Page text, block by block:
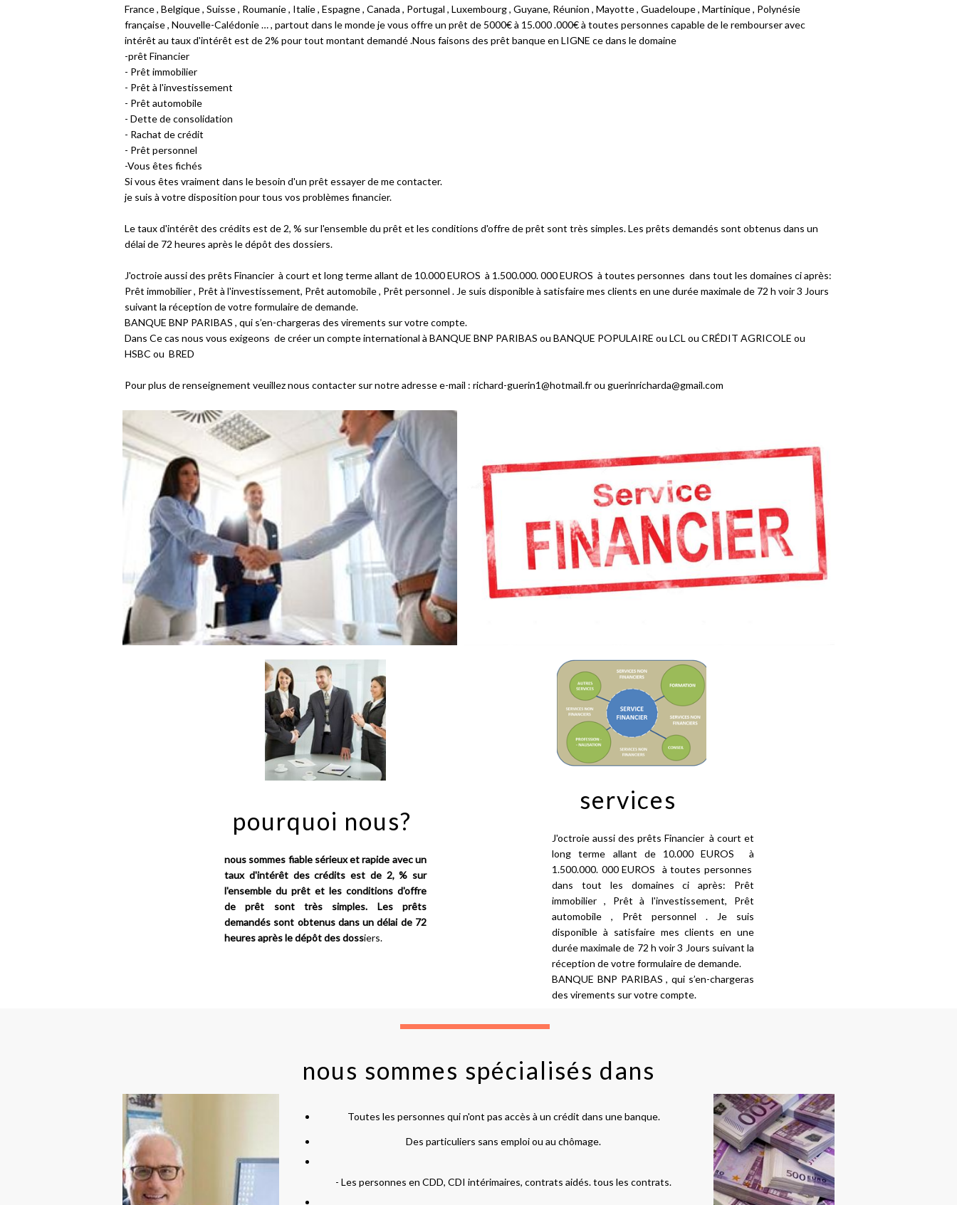
France , Belgique , Suisse , Roumanie , Italie , Espagne , Canada , Portugal , Luxembourg , Guyane, Réunion , Mayotte , Guadeloupe , Martinique , Polynésie
française , Nouvelle-Calédonie … , partout dans le monde je vous offre un prêt de 5000€ à 15.000 .000€ à toutes personnes capable de le rembourser avec
intérêt au taux d'intérêt est de 2% pour tout montant demandé .Nous faisons des prêt banque en LIGNE ce dans le domaine
-prêt Financier
- Prêt immobilier
- Prêt à l'investissement
- Prêt automobile
- Dette de consolidation
- Rachat de crédit
- Prêt personnel
-Vous êtes fichés
Si vous êtes vraiment dans le besoin d'un prêt essayer de me contacter.
je suis à votre disposition pour tous vos problèmes financier.
Le taux d'intérêt des crédits est de 2, % sur l'ensemble du prêt et les conditions d'offre de prêt sont très simples. Les prêts demandés sont obtenus dans un
délai de 72 heures après le dépôt des dossiers.
J'octroie aussi des prêts Financier à court et long terme allant de 10.000 EUROS à 1.500.000. 000 EUROS à toutes personnes dans tout les domaines ci après:
Prêt immobilier , Prêt à l'investissement, Prêt automobile , Prêt personnel . Je suis disponible à satisfaire mes clients en une durée maximale de 72 h voir 3 Jours
suivant la réception de votre formulaire de demande.
BANQUE BNP PARIBAS , qui s’en-chargeras des virements sur votre compte.
Dans Ce cas nous vous exigeons de créer un compte international à BANQUE BNP PARIBAS ou BANQUE POPULAIRE ou LCL ou CRÉDIT AGRICOLE ou
HSBC ou BRED
Pour plus de renseignement veuillez nous contacter sur notre adresse e-mail : richard-guerin1@hotmail.fr ou guerinricharda@gmail.com
services
pourquoi nous?
J'octroie aussi des prêts Financier à court et
long terme allant de 10.000 EUROS à
1.500.000. 000 EUROS à toutes personnes
dans tout les domaines ci après: Prêt
immobilier , Prêt à l'investissement, Prêt
automobile , Prêt personnel . Je suis
disponible à satisfaire mes clients en une
durée maximale de 72 h voir 3 Jours suivant la
réception de votre formulaire de demande.
BANQUE BNP PARIBAS , qui s’en-chargeras
des virements sur votre compte.
nous sommes fiable sérieux et rapide avec un
taux d'intérêt des crédits est de 2, % sur
l'ensemble du prêt et les conditions d'offre
de prêt sont très simples. Les prêts
demandés sont obtenus dans un délai de 72
heures après le dépôt des dossiers.
nous sommes spécialisés dans
Toutes les personnes qui n'ont pas accès à un crédit dans une banque.
Des particuliers sans emploi ou au chômage.
- Les personnes en CDD, CDI intérimaires, contrats aidés. tous les contrats.